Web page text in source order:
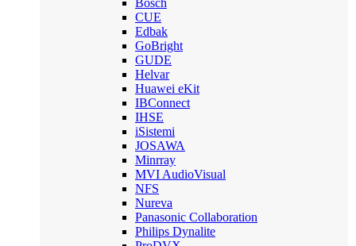
Bosch
CUE
Edbak
GoBright
GUDE
Helvar
Huawei eKit
IBConnect
IHSE
iSistemi
JOSAWA
Minrray
MVI AudioVisual
NFS
Nureva
Panasonic Collaboration
Philips Dynalite